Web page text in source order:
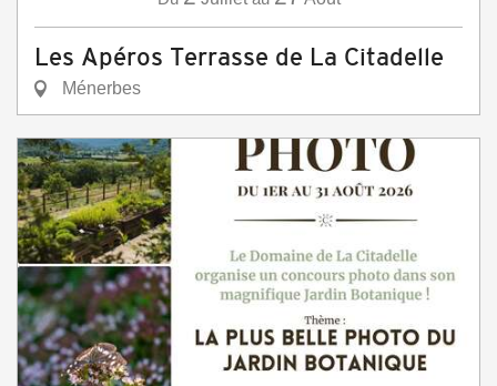
Les Apéros Terrasse de La Citadelle
Ménerbes